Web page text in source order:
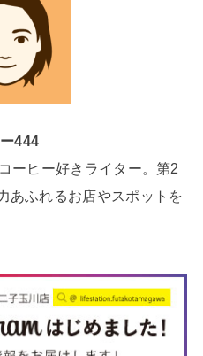
444
ーヒー好きライター。第2
あふれるお店やスポットを